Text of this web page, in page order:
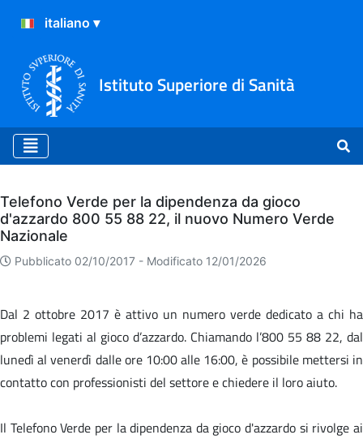
Istituto Superiore di Sanità
Archivio
Telefono Verde per la dipendenza da gioco
d'azzardo 800 55 88 22, il nuovo Numero Verde
Nazionale
Pubblicato 02/10/2017 - Modificato 12/01/2026
Dal 2 ottobre 2017 è attivo un numero verde dedicato a chi ha
problemi legati al gioco d’azzardo. Chiamando l’800 55 88 22, dal
lunedì al venerdì dalle ore 10:00 alle 16:00, è possibile mettersi in
contatto con professionisti del settore e chiedere il loro aiuto.
Il Telefono Verde per la dipendenza da gioco d'azzardo si rivolge ai